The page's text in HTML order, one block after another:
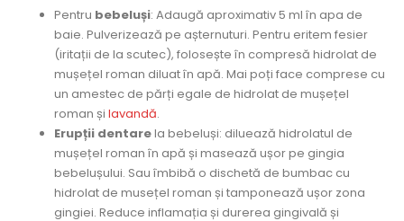
Pentru bebeluși: Adaugă aproximativ 5 ml în apa de
baie. Pulverizează pe așternuturi. Pentru eritem fesier
(iritații de la scutec), folosește în compresă hidrolat de
mușețel roman diluat în apă. Mai poți face comprese cu
un amestec de părți egale de hidrolat de mușețel
roman și lavandă.
Erupții dentarela bebeluși: diluează hidrolatul de
mușețel roman în apă și masează ușor pe gingia
bebelușului. Sau îmbibă o dischetă de bumbac cu
hidrolat de musețel roman și tamponează ușor zona
gingiei. Reduce inflamația și durerea gingivală și